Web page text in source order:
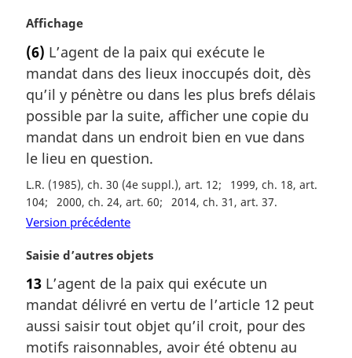
l
:
N
t
e
m
a
r
g
i
n
a
e
:
Affichage
(6) L’agent de la paix qui exécute le
mandat dans des lieux inoccupés doit, dès
qu’il y pénètre ou dans les plus brefs délais
possible par la suite, afficher une copie du
mandat dans un endroit bien en vue dans
le lieu en question.
L.R. (1985), ch. 30 (4e suppl.), art. 12
1999, ch. 18, art.
104
2000, ch. 24, art. 60 2014, ch. 31, art. 37
Version précédente
N
t
e
m
a
Saisie d’autres objets
13 L’agent de la paix qui exécute un
mandat délivré en vertu de l’article 12 peut
aussi saisir tout objet qu’il croit, pour des
motifs raisonnables, avoir été obtenu au